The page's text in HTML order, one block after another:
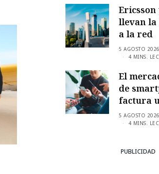
Ericsson
llevan la
a la red
5 AGOSTO 2026
4 MINS.
El
de
factura
5 AGOSTO 2026
4 MINS.
PUBLICIDAD